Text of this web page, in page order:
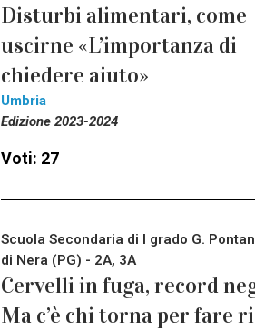
Disturbi alimentari, come
uscirne «L’importanza di
chiedere aiuto»
Umbria
Edizione 2023-2024
Voti: 27
Scuola Secondaria di I grado G.
di Nera (PG) - 2A, 3A
Cervelli in fuga, record
Ma c’è chi torna per fare